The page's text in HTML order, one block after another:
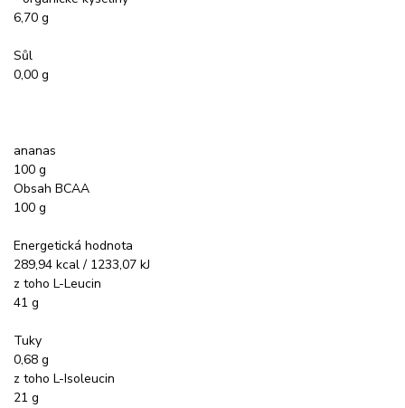
6,70 g
Sůl
0,00 g
ananas
100 g
Obsah BCAA
100 g
Energetická hodnota
289,94 kcal / 1233,07 kJ
z toho L-Leucin
41 g
Tuky
0,68 g
z toho L-Isoleucin
21 g